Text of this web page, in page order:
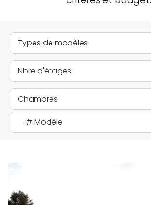
Types de modèles
Nbre d'étages
Chambres